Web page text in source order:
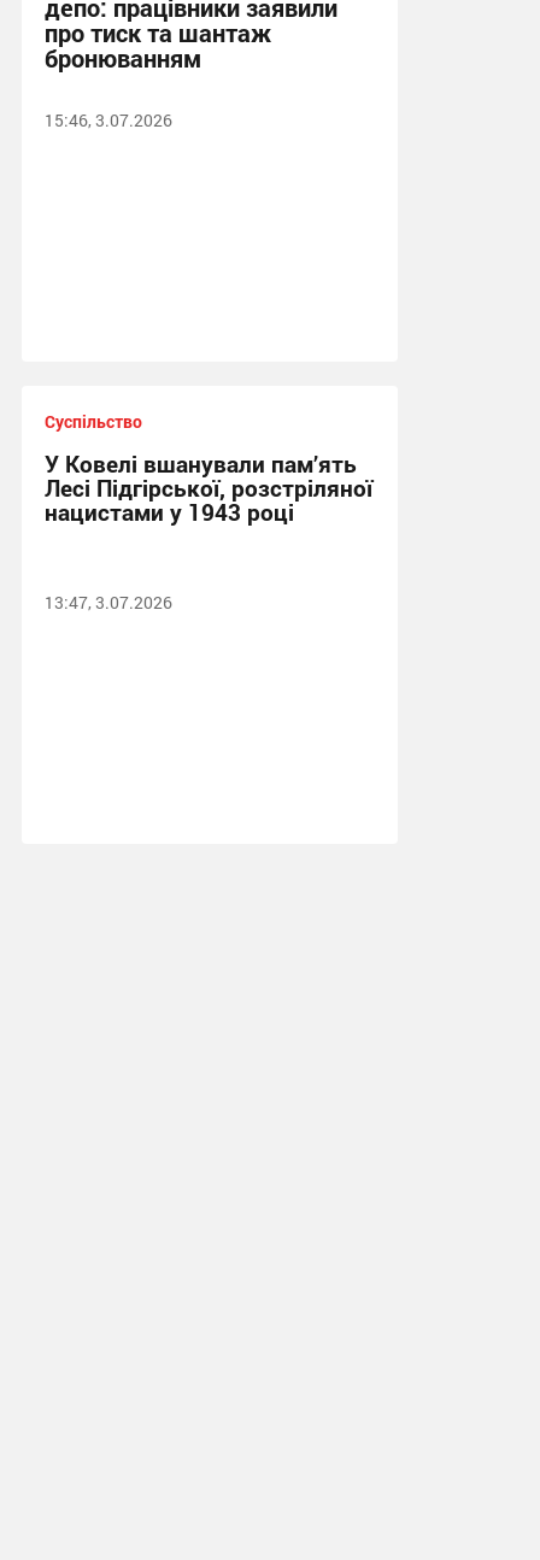
депо: працівники заявили
про тиск та шантаж
бронюванням
15:46, 3.07.2026
Суспільство
У Ковелі вшанували пам’ять
Лесі Підгірської, розстріляної
нацистами у 1943 році
13:47, 3.07.2026